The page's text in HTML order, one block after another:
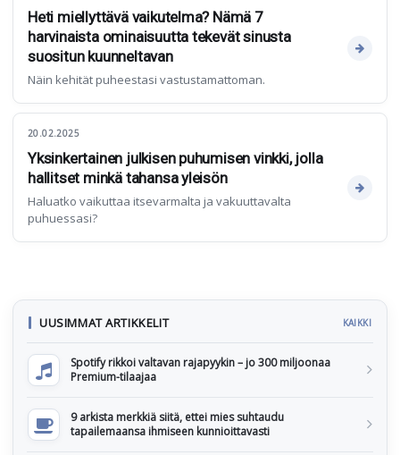
Heti miellyttävä vaikutelma? Nämä 7
harvinaista ominaisuutta tekevät sinusta
suositun kuunneltavan
Näin kehität puheestasi vastustamattoman.
20.02.2025
Yksinkertainen julkisen puhumisen vinkki, jolla
hallitset minkä tahansa yleisön
Haluatko vaikuttaa itsevarmalta ja vakuuttavalta
puhuessasi?
UUSIMMAT ARTIKKELIT KAIKKI
Spotify rikkoi valtavan rajapyykin – jo 300 miljoonaa
Premium-tilaajaa
9 arkista merkkiä siitä, ettei mies suhtaudu
tapailemaansa ihmiseen kunnioittavasti